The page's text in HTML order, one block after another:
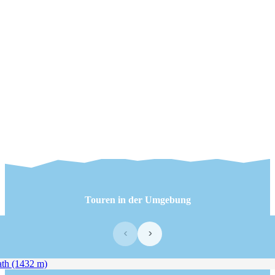
Touren in der Umgebung
‹ ›